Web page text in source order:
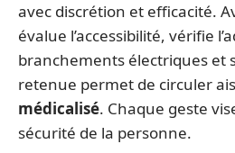
avec discrétion et efficacité.
évalue l’accessibilité, vérifie
branchements électriques et
retenue permet de circuler
médicalisé. Chaque geste
sécurité de la personne.